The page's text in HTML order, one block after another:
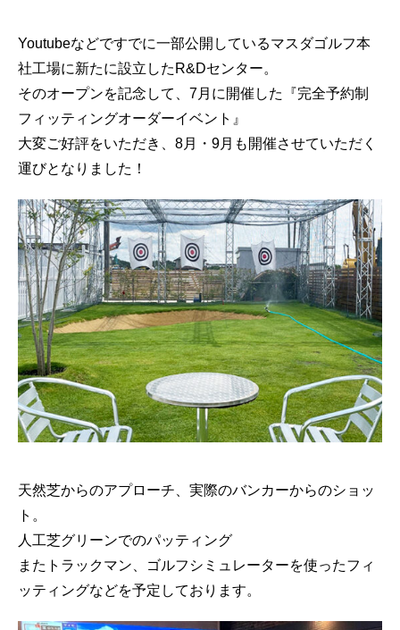
Youtubeなどですでに一部公開しているマスダゴルフ本
社工場に新たに設立したR&Dセンター。
そのオープンを記念して、7月に開催した『完全予約制
フィッティングオーダーイベント』
大変ご好評をいただき、8月・9月も開催させていただく
運びとなりました！
天然芝からのアプローチ、実際のバンカーからのショッ
ト。
人工芝グリーンでのパッティング
またトラックマン、ゴルフシミュレーターを使ったフィ
ッティングなどを予定しております。